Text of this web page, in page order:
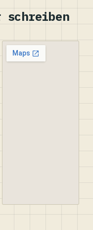
schreiben